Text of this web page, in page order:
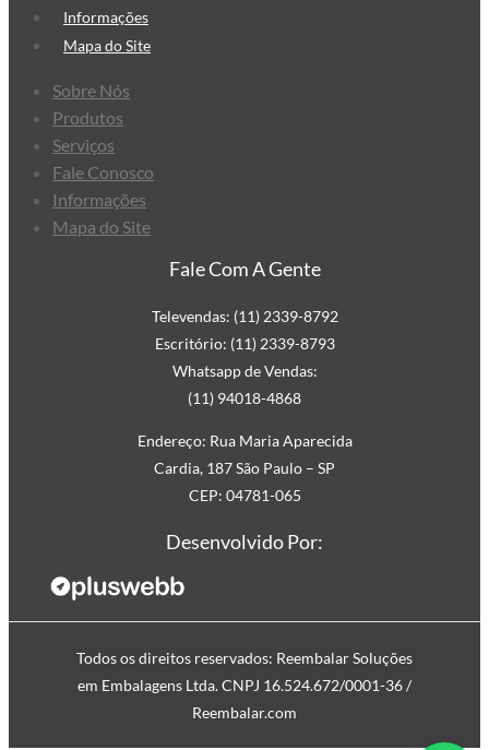
Bolha
Inviolável
Correios Personalizado
Envelope de segurança para E-
Envelope de Segurança
Personalizado
Envelope Plástico de Segurança
Personalizado
Envelope de Segurança para
Correios
Informações
Mapa do Site
Sobre Nós
Produtos
Serviços
Fale Conosco
Informações
Mapa do Site
Fale Com A Gente
Televendas: (11) 2339-8792
Escritório: (11) 2339-8793
Whatsapp de Vendas:
(11) 94018-4868
Endereço: Rua Maria Aparecida
Cardia, 187 São Paulo – SP
CEP: 04781-065
Desenvolvido Por:
Todos os direitos reservados: Reembalar Soluções
em Embalagens Ltda. CNPJ 16.524.672/0001-36 /
Reembalar.com